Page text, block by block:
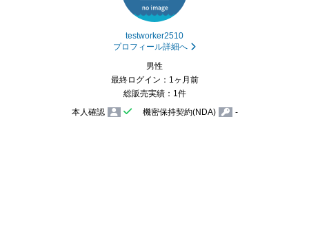
testworker2510
プロフィール詳細へ
男性
最終ログイン：1ヶ月前
総販売実績：1件
本人確認
機密保持契約(NDA) -